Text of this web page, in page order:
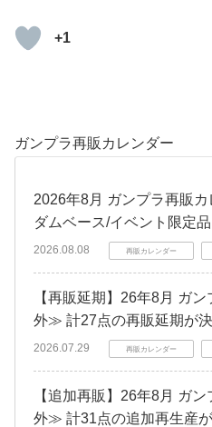
+1
ガンプラ再販カレンダー
2026年8月 ガンプラ再販
ダムベース/イベント限定品
2026.08.08 再販カレンダー
【再販延期】26年8月 ガ
外≫ 計27点の再販延期が
2026.07.29 再販カレンダー
【追加再販】26年8月 ガ
外≫ 計31点の追加再生産が